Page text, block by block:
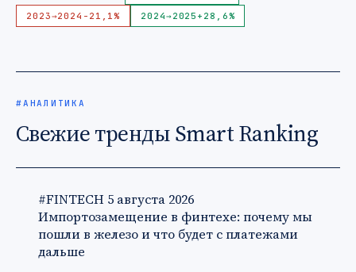
2023→2024 -21,1% 2024→ 2025 +28,6%
#АНАЛИТИКА
Свежие тренды Smart Ranking
#FINTECH 5 августа 2026
Импортозамещение в финтехе: почему мы
пошли в железо и что будет с платежами
дальше